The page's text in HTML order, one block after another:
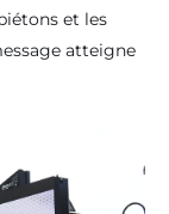
et les
atteigne